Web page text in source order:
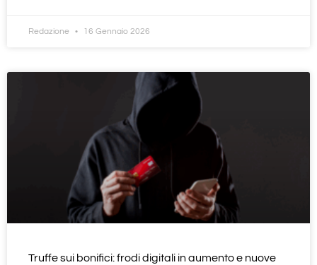
Redazione 16 Gennaio 2026
Truffe sui bonifici: frodi digitali in aumento e nuove